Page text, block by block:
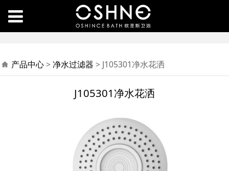
J105301净水花洒
产品中心> 净水过滤器 > J105301净水花洒
J105301净水花洒